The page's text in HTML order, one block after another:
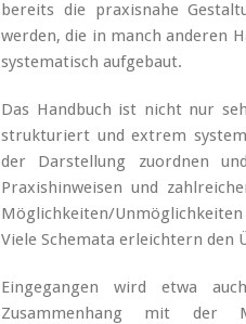
bereits die praxisnahe
werden, die in manch anderen
systematisch aufgebaut.
Das Handbuch ist nicht nur
strukturiert und extrem
der Darstellung zuordnen
Praxishinweisen und
Möglichkeiten/
Viele Schemata erleichtern den
Eingegangen wird etwa
Zusammenhang mit